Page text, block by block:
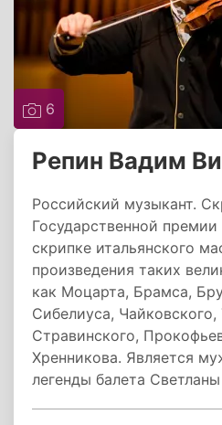
6
Репин Вадим
Российский музыкант.
Государственной
скрипке итальянского
произведения таких
как Моцарта, Брамса,
Сибелиуса, Чайковского,
Стравинского,
Хренникова. Является
легенды балета